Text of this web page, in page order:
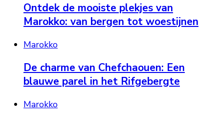
Ontdek de mooiste plekjes van
Marokko: van bergen tot woestijnen
Marokko
De charme van Chefchaouen: Een
blauwe parel in het Rifgebergte
Marokko